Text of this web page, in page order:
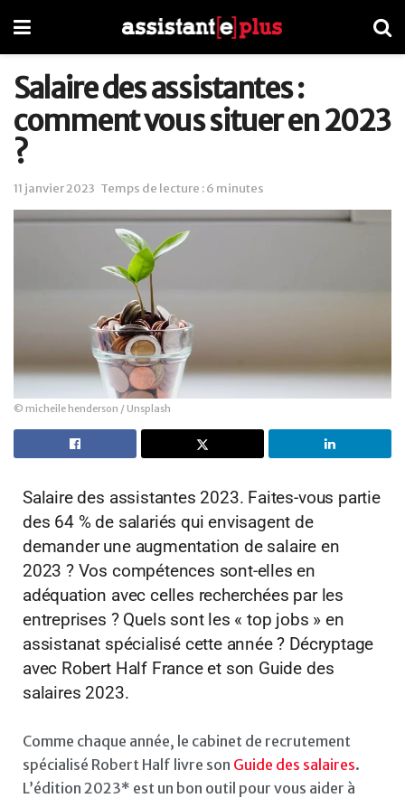
Salaire des assistantes :
comment vous situer en 2023
?
11 janvier 2023 Temps de lecture : 6 minutes
© micheile henderson / Unsplash
Salaire des assistantes 2023. Faites-vous partie
des 64 % de salariés qui envisagent de
demander une augmentation de salaire en
2023 ? Vos compétences sont-elles en
adéquation avec celles recherchées par les
entreprises ? Quels sont les « top jobs » en
assistanat spécialisé cette année ? Décryptage
avec Robert Half France et son Guide des
salaires 2023.
Comme chaque année, le cabinet de recrutement
spécialisé Robert Half livre son Guide des salaires.
L’édition 2023* est un bon outil pour vous aider à